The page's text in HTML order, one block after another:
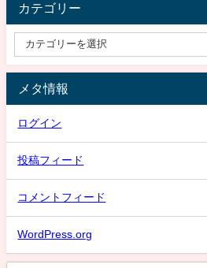
カテゴリー
メタ情報
ログイン
投稿フィード
コメントフィード
WordPress.org